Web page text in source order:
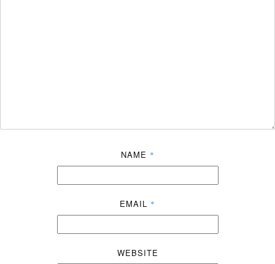
NAME *
EMAIL *
WEBSITE